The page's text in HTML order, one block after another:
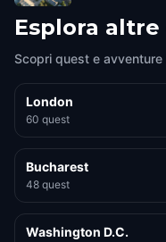
Esplora
Scopri quest e
London
60 quest
Bucharest
48 quest
Washington D.C.